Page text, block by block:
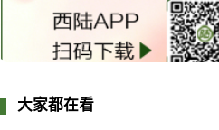
大家都在看